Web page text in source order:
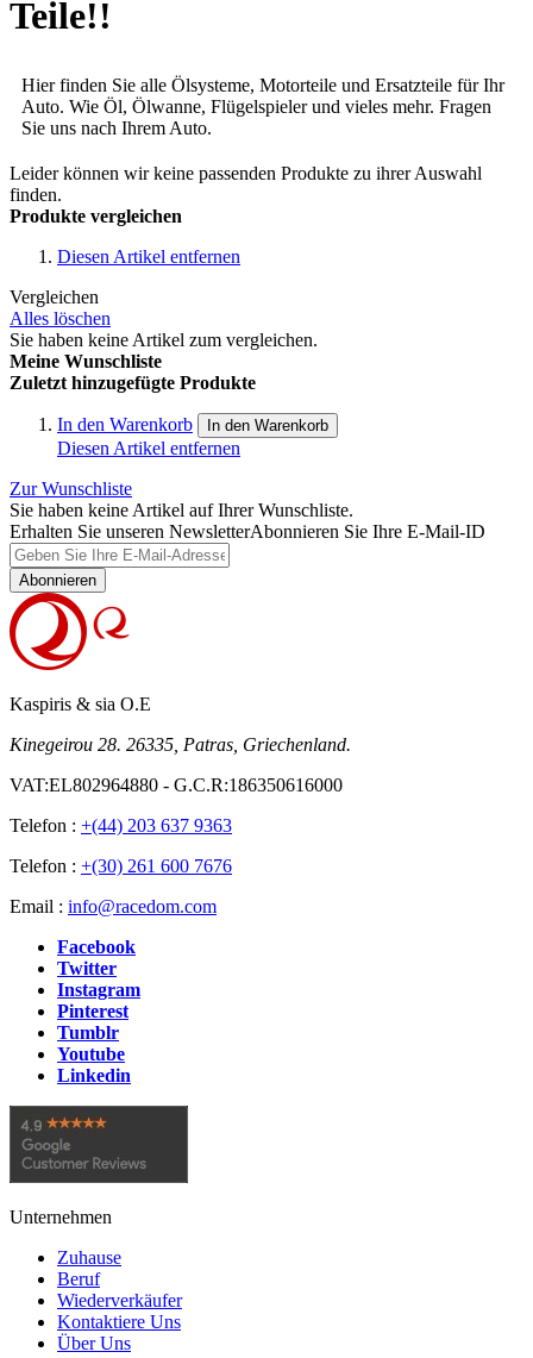
Teile!!
Hier finden Sie alle Ölsysteme, Motorteile und Ersatzteile für Ihr
Auto. Wie Öl, Ölwanne, Flügelspieler und vieles mehr. Fragen
Sie uns nach Ihrem Auto.
Leider können wir keine passenden Produkte zu ihrer Auswahl
finden.
Produkte vergleichen
Diesen Artikel entfernen
Vergleichen
Alles löschen
Sie haben keine Artikel zum vergleichen.
Meine Wunschliste
Zuletzt hinzugefügte Produkte
In den Warenkorb In den Warenkorb
Diesen Artikel entfernen
Zur Wunschliste
Sie haben keine Artikel auf Ihrer Wunschliste.
Erhalten Sie unseren NewsletterAbonnieren Sie Ihre E-Mail-ID
Abonnieren
Kaspiris & sia O.E
Kinegeirou 28. 26335, Patras, Griechenland.
VAT:EL802964880 - G.C.R:186350616000
Telefon : +(44) 203 637 9363
Telefon : +(30) 261 600 7676
Email : info@racedom.com
Facebook
Twitter
Instagram
Pinterest
Tumblr
Youtube
Linkedin
Unternehmen
Zuhause
Beruf
Wiederverkäufer
Kontaktiere Uns
Über Uns